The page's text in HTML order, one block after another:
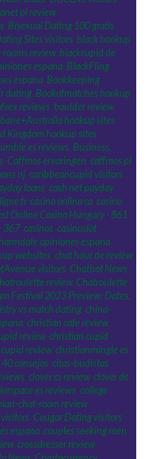
pl review,
, Bisexual Dating 100 gratis,
Sites visitors, black hookup
review, blackcupid de
espana, BlackFling
espana, Bookkeeping,
dating, Bookofmatches hookup
reviews, boulder review,
hookup sites,
Kingdom hookup sites,
es reviews, Business,
, Caffmos ervaringen, caffmos pl
nj, caribbeancupid visitors,
loans, cash net payday
fr, casino onlina ca, casino
Online Casino Hungary - 861,
367, casinos, casinoslot,
opiniones espana,
websites, chat hour de review,
visitors, Chatbot News,
review, Chatroulette
Festival 2023 Preview: Dates,
vs match dating, china-
, christian cafe review,
review, christian cupid
review, christianmingle es
consejos, citas-budistas
, clover cs review, clover de
es reviews, college
chat-room review,
, Cougar Dating visitors,
espana, couples seeking men
, crossdresser review,